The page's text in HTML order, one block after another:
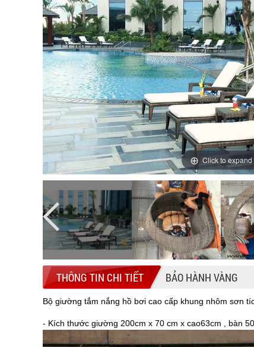
Click to expand
THÔNG TIN CHI TIẾT BẢO HÀNH VÀNG
Bộ giường tắm nắng hồ bơi cao cấp khung nhôm sơn
- Kích thước giường 200cm x 70 cm x cao63cm , bàn